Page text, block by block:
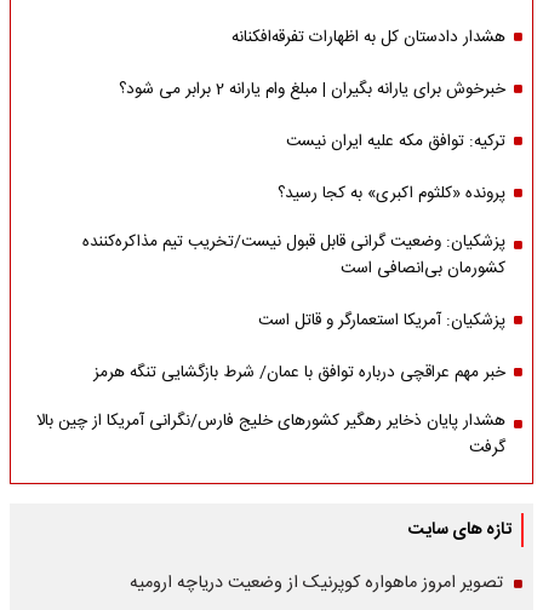
هشدار دادستان کل به اظهارات تفرقه‌افکنانه
خبرخوش برای یارانه بگیران | مبلغ وام یارانه 2 برابر می شود؟
ترکیه: توافق مکه علیه ایران نیست
پرونده «کلثوم اکبری» به کجا رسید؟
پزشکیان: وضعیت گرانی قابل قبول نیست/تخریب تیم مذاکره‌کننده
کشورمان بی‌انصافی است
پزشکیان: آمریکا استعمارگر و قاتل است
خبر مهم عراقچی درباره توافق با عمان/ شرط بازگشایی تنگه هرمز
هشدار پایان ذخایر رهگیر کشورهای خلیج فارس/نگرانی آمریکا از چین بالا
گرفت
تازه های سایت
تصویر امروز ماهواره کوپرنیک از وضعیت دریاچه ارومیه